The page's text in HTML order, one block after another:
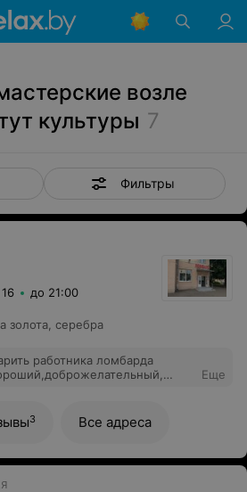
возле
культуры 7
Фильтры
до 21:00
золота, серебра
работника ломбарда
Еще
3 Все адреса